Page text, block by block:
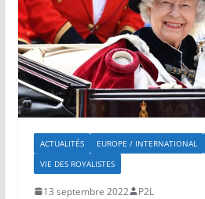
ACTUALITÉS EUROPE / INTERNATIONAL
VIE DES ROYALISTES
13 septembre 2022 P2L